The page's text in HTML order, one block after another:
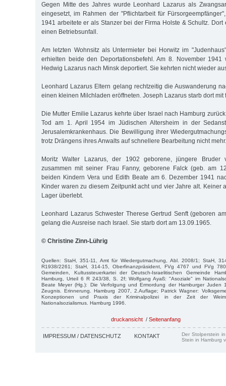
Gegen Mitte des Jahres wurde Leonhard Lazarus als
eingesetzt, im Rahmen der "Pflichtarbeit für
1941 arbeitete er als Stanzer bei der Firma Holste & Schultz. Dort
einen Betriebsunfall.
Am letzten Wohnsitz als Untermieter bei Horwitz im
erhielten beide den Deportationsbefehl. Am 8. November 1941
Hedwig Lazarus nach Minsk deportiert. Sie kehrten nicht wieder
Leonhard Lazarus Eltern gelang rechtzeitig die Auswanderung
einen kleinen Milchladen eröffneten. Joseph Lazarus starb dort mit
Die Mutter Emilie Lazarus kehrte über Israel nach Hamburg
Tod am 1. April 1954 im Jüdischen Altersheim in der
Jerusalemkrankenhaus. Die Bewilligung ihrer
trotz Drängens ihres Anwalts auf schnellere Bearbeitung nicht mehr.
Moritz Walter Lazarus, der 1902 geborene, jüngere Bruder
zusammen mit seiner Frau Fanny, geborene Falck (geb. am
beiden Kindern Vera und Edith Beate am 6. Dezember 1941
Kinder waren zu diesem Zeitpunkt acht und vier Jahre alt. Keiner
Lager überlebt.
Leonhard Lazarus Schwester Therese Gertrud Senft (geboren
gelang die Ausreise nach Israel. Sie starb dort am 13.09.1965.
© Christine Zinn-Lührig
Quellen: StaH, 351-11, Amt für Wiedergutmachung, Abl. 2008/1; StaH,
R1938/2261; StaH, 314-15, Oberfinanzpräsident, FVg 4767 und FVg
Gemeinden, Kultussteuerkartei der Deutsch-Israelitischen Gemeinde
Hamburg, Urteil 6 R 243/38, S. 2f; Wolfgang Ayaß: "Asoziale" im
Beate Meyer (Hg.): Die Verfolgung und Ermordung der Hamburger Juden
Zeugnis. Erinnerung. Hamburg 2007, 2.Auflage; Patrick Wagner:
Konzeptionen und Praxis der Kriminalpolizei in der Zeit der
Nationalsozialismus. Hamburg 1996.
druckansicht / Seitenanfang
IMPRESSUM / DATENSCHUTZ KONTAKT
Der Stolperstein
Stein in Hamburg